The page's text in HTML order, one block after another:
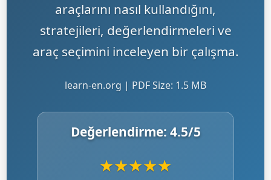
araçlarını nasıl kullandığını,
stratejileri, değerlendirmeleri ve
araç seçimini inceleyen bir çalışma.
learn-en.org | PDF Size: 1.5 MB
Değerlendirme: 4.5/5
★★★★★